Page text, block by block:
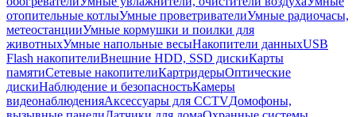
отопительные котлыУмные проветривателиУмные радиочасы,
метеостанцииУмные кормушки и поилки для
животныхУмные напольные весыНакопители данныхUSB
Flash накопителиВнешние HDD, SSD дискиКарты
памятиСетевые накопителиКартридерыОптические
дискиНаблюдение и безопасностьКамеры
видеонаблюденияАксессуары для CCTVДомофоны,